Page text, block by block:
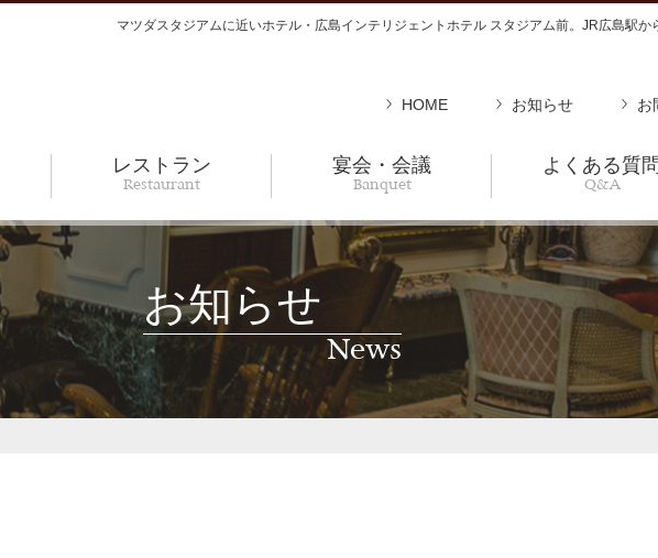
マツダスタジアムに近いホテル・広島インテリジェントホテル スタジアム前。JR広島駅か
HOME お知らせ お
レストラン
Restaurant
宴会・会議
Banquet
よくある質
Q&A
お知らせ
News